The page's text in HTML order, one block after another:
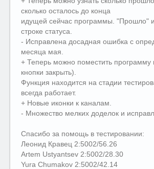
сколько осталось до конца
идущей сейчас программы. "Прошло"
строке статуса.
- Исправлена досадная ошибка с
месяца мая.
+ Теперь можно поместить программу
кнопки закрыть).
Функция находится на стадии
всегда работает.
+ Новые иконки к каналам.
- Множество мелких доделок и
Спасибо за помощь в тестировании:
Леонид Кравец 2:5002/56.26
Artem Ustyantsev 2:5002/28.30
Yura Chumakov 2:5002/42.14